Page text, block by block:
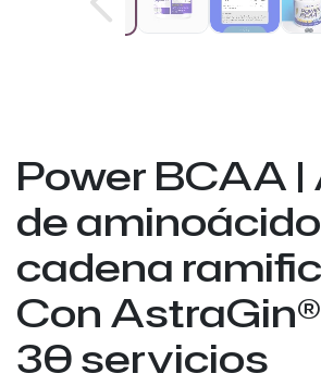
Power BCAA |
de
cadena
Con AstraGin®
30 servicios